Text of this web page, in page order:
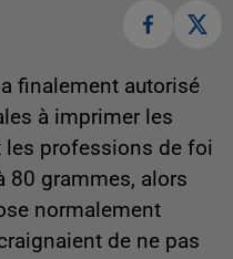
finalement autorisé
à imprimer les
professions de foi
80 grammes, alors
normalement
de ne pas